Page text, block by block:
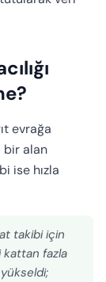
evrağa
bir alan
ise hızla
takibi için
kattan fazla